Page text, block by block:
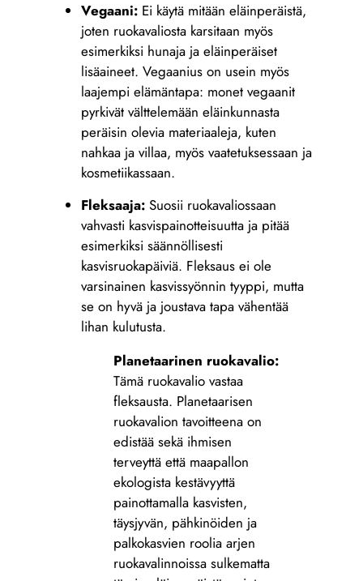
Vegaani: Ei käytä mitään eläinperäistä,
joten ruokavaliosta karsitaan myös
esimerkiksi hunaja ja eläinperäiset
lisäaineet. Vegaanius on usein myös
laajempi elämäntapa: monet vegaanit
pyrkivät välttelemään eläinkunnasta
peräisin olevia materiaaleja, kuten
nahkaa ja villaa, myös vaatetuksessaan ja
kosmetiikassaan.
Fleksaaja: Suosii ruokavaliossaan
vahvasti kasvispainotteisuutta ja pitää
esimerkiksi säännöllisesti
kasvisruokapäiviä. Fleksaus ei ole
varsinainen kasvissyönnin tyyppi, mutta
se on hyvä ja joustava tapa vähentää
lihan kulutusta.
Planetaarinen ruokavalio:
Tämä ruokavalio vastaa
fleksausta. Planetaarisen
ruokavalion tavoitteena on
edistää sekä ihmisen
terveyttä että maapallon
ekologista kestävyyttä
painottamalla kasvisten,
täysjyvän, pähkinöiden ja
palkokasvien roolia arjen
ruokavalinnoissa sulkematta